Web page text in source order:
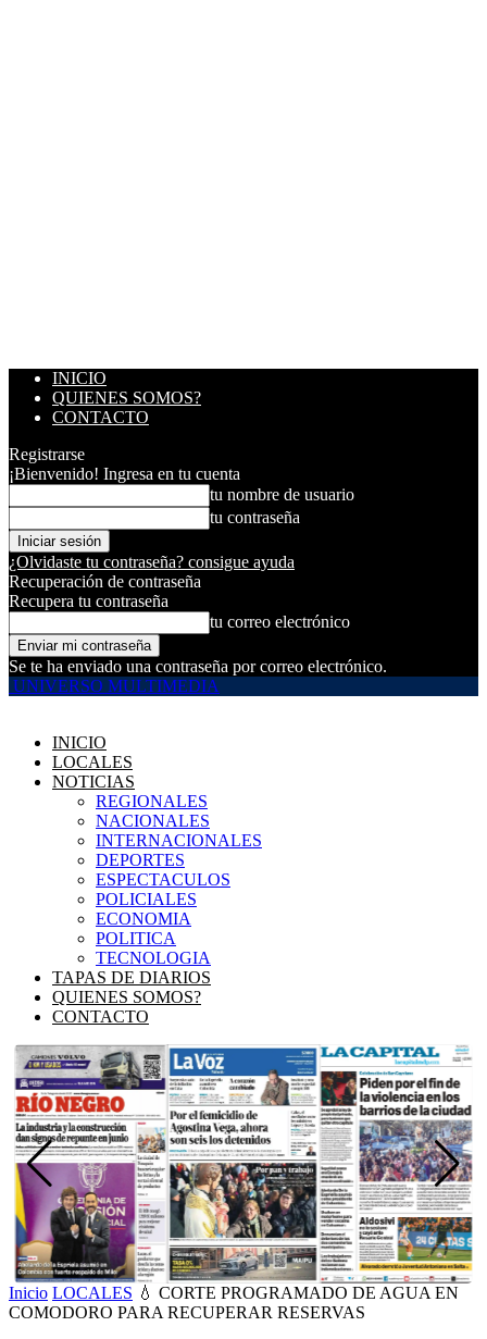
INICIO
QUIENES SOMOS?
CONTACTO
Registrarse
¡Bienvenido! Ingresa en tu cuenta
tu nombre de usuario
tu contraseña
¿Olvidaste tu contraseña? consigue ayuda
Recuperación de contraseña
Recupera tu contraseña
tu correo electrónico
Se te ha enviado una contraseña por correo electrónico.
UNIVERSO MULTIMEDIA
INICIO
LOCALES
NOTICIAS
REGIONALES
NACIONALES
INTERNACIONALES
DEPORTES
ESPECTACULOS
POLICIALES
ECONOMIA
POLITICA
TECNOLOGIA
TAPAS DE DIARIOS
QUIENES SOMOS?
CONTACTO
Inicio LOCALES 💧 CORTE PROGRAMADO DE AGUA EN
COMODORO PARA RECUPERAR RESERVAS